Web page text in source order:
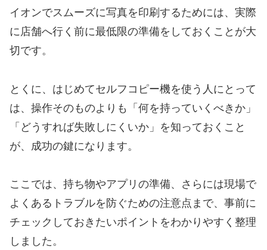
イオンでスムーズに写真を印刷するためには、実際
に店舗へ行く前に最低限の準備をしておくことが大
切です。
とくに、はじめてセルフコピー機を使う人にとって
は、操作そのものよりも「何を持っていくべきか」
「どうすれば失敗しにくいか」を知っておくこと
が、成功の鍵になります。
ここでは、持ち物やアプリの準備、さらには現場で
よくあるトラブルを防ぐための注意点まで、事前に
チェックしておきたいポイントをわかりやすく整理
しました。